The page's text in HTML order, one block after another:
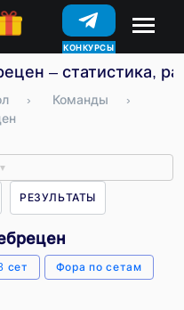
КОНКУРСЫ
– статистика,
› Команды
›
▼
РЕЗУЛЬТАТЫ
сет Фора по сетам